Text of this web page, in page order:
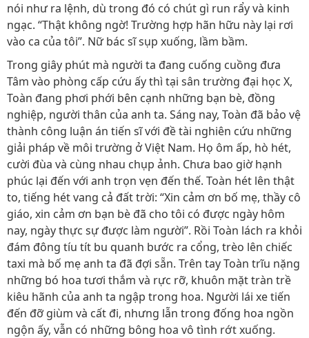
nói như ra lệnh, dù trong đó có chút gì run rẩy và kinh
ngạc. “Thật không ngờ! Trường hợp hãn hữu này lại rơi
vào ca của tôi”. Nữ bác sĩ sụp xuống, lầm bầm.
Trong giây phút mà người ta đang cuống cuồng đưa
Tâm vào phòng cấp cứu ấy thì tại sân trường đại học X,
Toàn đang phơi phới bên cạnh những bạn bè, đồng
nghiệp, người thân của anh ta. Sáng nay, Toàn đã bảo vệ
thành công luận án tiến sĩ với đề tài nghiên cứu những
giải pháp về môi trường ở Việt Nam. Họ ôm ấp, hò hét,
cười đùa và cùng nhau chụp ảnh. Chưa bao giờ hạnh
phúc lại đến với anh trọn vẹn đến thế. Toàn hét lên thật
to, tiếng hét vang cả đất trời: “Xin cảm ơn bố mẹ, thầy cô
giáo, xin cảm ơn bạn bè đã cho tôi có được ngày hôm
nay, ngày thực sự được làm người”. Rồi Toàn lách ra khỏi
đám đông tíu tít bu quanh bước ra cổng, trèo lên chiếc
taxi mà bố mẹ anh ta đã đợi sẵn. Trên tay Toàn trĩu nặng
những bó hoa tươi thắm và rực rỡ, khuôn mặt tràn trề
kiêu hãnh của anh ta ngập trong hoa. Người lái xe tiến
đến đỡ giùm và cất đi, nhưng lẫn trong đống hoa ngồn
ngộn ấy, vẫn có những bông hoa vô tình rớt xuống.